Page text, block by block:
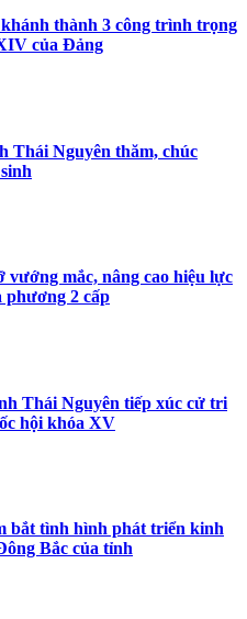
thành 3 công trình trọng
của Đảng
Thái Nguyên thăm, chúc
vướng mắc, nâng cao hiệu lực
phương 2 cấp
Thái Nguyên tiếp xúc cử tri
hội khóa XV
bắt tình hình phát triển kinh
Bắc của tỉnh